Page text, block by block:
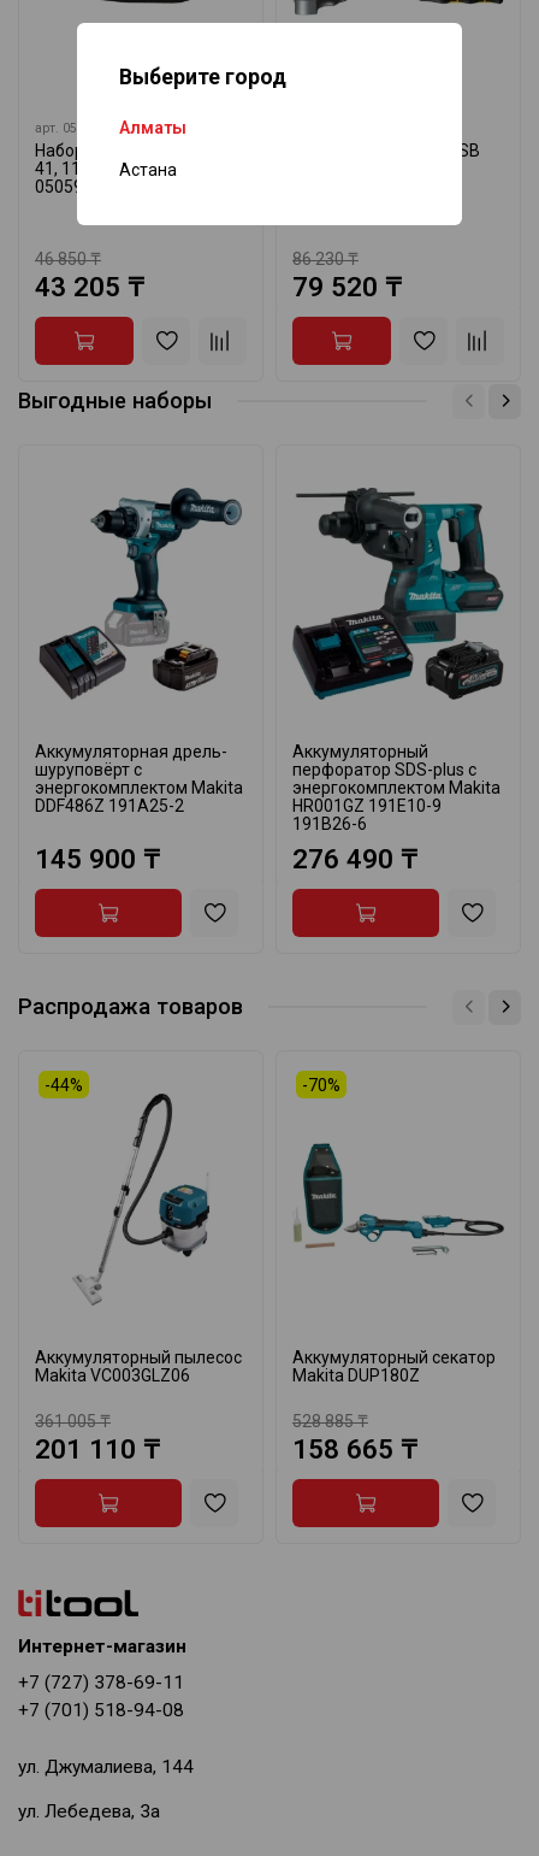
Выберите город
Алматы
Астана
арт. 05059299001
Набор Kraftform Kompakt
41, 11 предметов WERA
05059299001
46 850 ₸
43 205 ₸
Трещотка Koloss 1/2 SB
86 230 ₸
79 520 ₸
Выгодные наборы
Аккумуляторная дрель-
шуруповёрт с
энергокомплектом Makita
DDF486Z 191A25-2
145 900 ₸
Аккумуляторный
перфоратор SDS-plus с
энергокомплектом Makita
HR001GZ 191E10-9
191B26-6
276 490 ₸
Распродажа товаров
-44%
Аккумуляторный пылесос
Makita VC003GLZ06
361 005 ₸
201 110 ₸
-70%
Аккумуляторный секатор
Makita DUP180Z
528 885 ₸
158 665 ₸
Интернет-магазин
+7 (727) 378-69-11
+7 (701) 518-94-08
ул. Джумалиева, 144
ул. Лебедева, 3а